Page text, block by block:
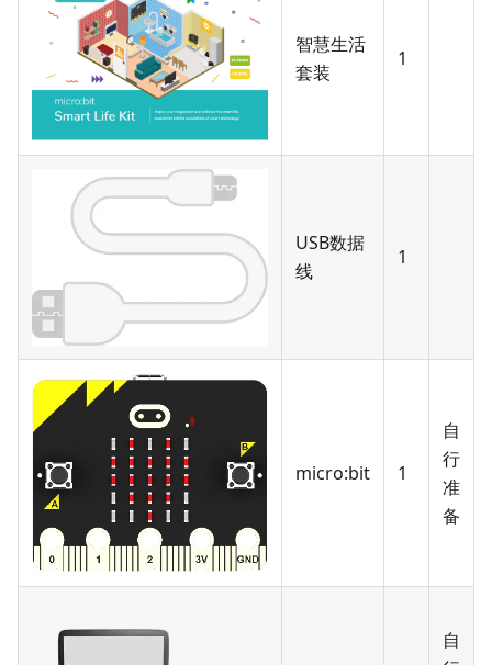
智慧生活
套装
1
USB数据
线
1
micro:bit 1
自
行
准
备
自